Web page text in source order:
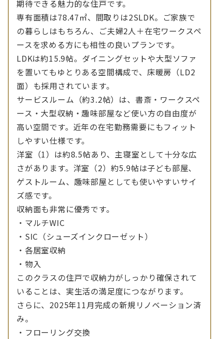
期待できる魅力的な住戸です。
専有面積は78.47㎡、間取りは2SLDK。ご家族で
の暮らしはもちろん、ご夫婦2人＋在宅ワークスペ
ースを求める方にも相性の良いプランです。
LDKは約15.9帖。ダイニングセットや大型ソファ
を置いてもゆとりある空間構成で、床暖房（LD2
面）も採用されています。
サービスルーム（約3.2帖）は、書斎・ワークスペ
ース・大型収納・趣味部屋など使い方の自由度が
高い空間です。近年の在宅勤務需要にもフィット
しやすい仕様です。
洋室（1）は約8.5帖あり、主寝室として十分な広
さがあります。洋室（2）約5.9帖は子ども部屋、
ゲストルーム、趣味部屋としても使いやすいサイ
ズ感です。
収納面も非常に優秀です。
・マルチWIC
・SIC（シューズインクローゼット）
・各居室収納
・物入
このクラスの住戸で収納力がしっかり確保されて
いることは、実生活の満足度につながります。
さらに、2025年11月完成の新規リノベーション済
み。
・フローリング交換